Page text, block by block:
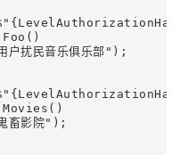
扰民音乐俱乐部");
影院");